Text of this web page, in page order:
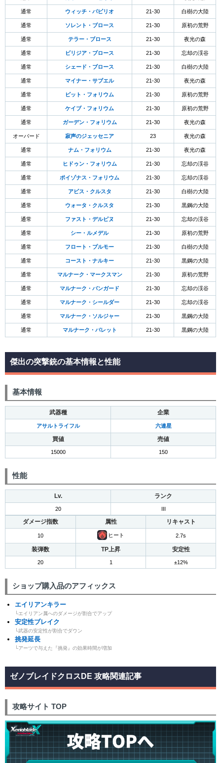
通常 ウィッチ・パピリオ 21-30 白樹の大陸
通常 ソレント・ブロース 21-30 原初の荒野
通常 テラー・ブロース 21-30 夜光の森
通常 ビリジア・ブロース 21-30 忘却の渓谷
通常 シェード・ブロース 21-30 白樹の大陸
通常 マイナー・サブエル 21-30 夜光の森
通常 ピット・フォリウム 21-30 原初の荒野
通常 ケイブ・フォリウム 21-30 原初の荒野
通常 ガーデン・フォリウム 21-30 夜光の森
オーバード 寂声のジェッセニア 23 夜光の森
通常 ナム・フォリウム 21-30 夜光の森
通常 ヒドゥン・フォリウム 21-30 忘却の渓谷
通常 ポイゾナス・フォリウム 21-30 忘却の渓谷
通常 アビス・クルスタ 21-30 白樹の大陸
通常 ウォータ・クルスタ 21-30 黒鋼の大陸
通常 ファスト・デルピヌ 21-30 忘却の渓谷
通常 シー・ルメデル 21-30 原初の荒野
通常 フロート・プルモー 21-30 白樹の大陸
通常 コースト・ナルキー 21-30 黒鋼の大陸
通常 マルナーク・マークスマン 21-30 原初の荒野
通常 マルナーク・バンガード 21-30 忘却の渓谷
通常 マルナーク・シールダー 21-30 忘却の渓谷
通常 マルナーク・ソルジャー 21-30 黒鋼の大陸
通常 マルナーク・バレット 21-30 黒鋼の大陸
傑出の突撃銃の基本情報と性能
基本情報
武器種 企業
アサルトライフル 六連星
買値 売値
15000 150
性能
Lv. ランク
20
ダメージ指数 属性 リキャスト
10 ヒート 2.7s
装弾数 TP上昇 安定性
20 1 ±12%
ショップ購入品のアフィックス
エイリアンキラー
└エイリアン属へのダメージが割合でアップ
安定性ブレイク
└武器の安定性が割合でダウン
挑発延長
└アーツで与えた『挑発』の効果時間が増加
ゼノブレイドクロスDE 攻略関連記事
攻略サイト TOP